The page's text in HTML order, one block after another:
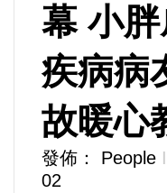
產業/經濟
政治/政黨
農業/技術/肥飼料/農藥/
食品/衛生/醫療/照護
幕 小
疾病病
故暖心
發佈： People Ι
02